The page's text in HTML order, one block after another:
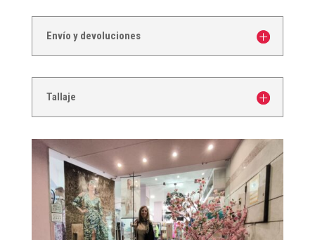
Envío y devoluciones
Tallaje